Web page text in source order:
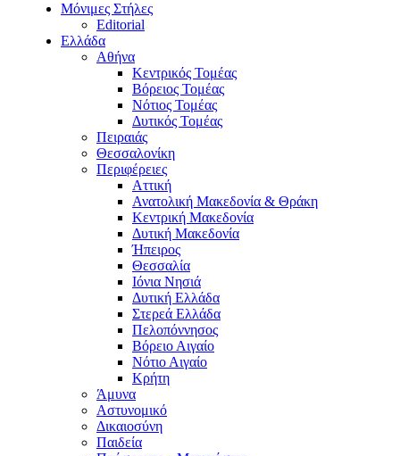
Μόνιμες Στήλες
Editorial
Ελλάδα
Αθήνα
Κεντρικός Τομέας
Βόρειος Τομέας
Νότιος Τομέας
Δυτικός Τομέας
Πειραιάς
Θεσσαλονίκη
Περιφέρειες
Αττική
Ανατολική Μακεδονία & Θράκη
Κεντρική Μακεδονία
Δυτική Μακεδονία
Ήπειρος
Θεσσαλία
Ιόνια Νησιά
Δυτική Ελλάδα
Στερεά Ελλάδα
Πελοπόννησος
Βόρειο Αιγαίο
Νότιο Αιγαίο
Κρήτη
Άμυνα
Αστυνομικό
Δικαιοσύνη
Παιδεία